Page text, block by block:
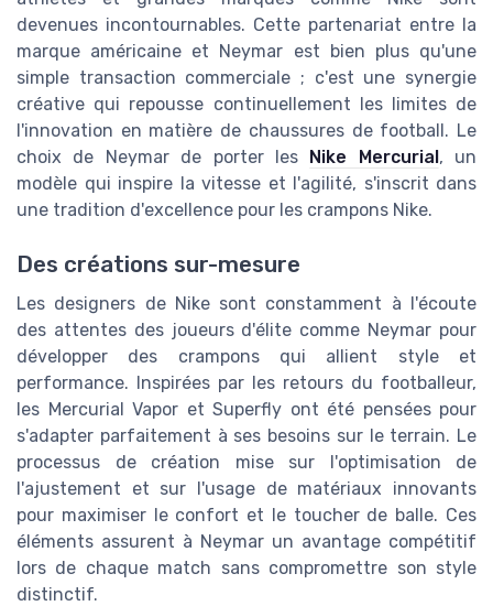
devenues incontournables. Cette partenariat entre la
marque américaine et Neymar est bien plus qu'une
simple transaction commerciale ; c'est une synergie
créative qui repousse continuellement les limites de
l'innovation en matière de chaussures de football. Le
choix de Neymar de porter les
Nike Mercurial , un
modèle qui inspire la vitesse et l'agilité, s'inscrit dans
une tradition d'excellence pour les crampons Nike.
Des créations sur-mesure
Les designers de Nike sont constamment à l'écoute
des attentes des joueurs d'élite comme Neymar pour
développer des crampons qui allient style et
performance. Inspirées par les retours du footballeur,
les Mercurial Vapor et Superfly ont été pensées pour
s'adapter parfaitement à ses besoins sur le terrain. Le
processus de création mise sur l'optimisation de
l'ajustement et sur l'usage de matériaux innovants
pour maximiser le confort et le toucher de balle. Ces
éléments assurent à Neymar un avantage compétitif
lors de chaque match sans compromettre son style
distinctif.